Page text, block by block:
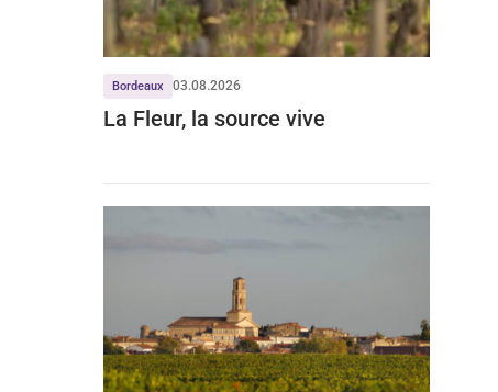
Bordeaux 03.08.2026
La Fleur, la source vive